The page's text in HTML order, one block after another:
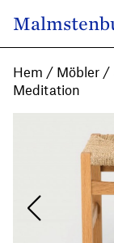
Main
Hem / Möbler /
Meditation